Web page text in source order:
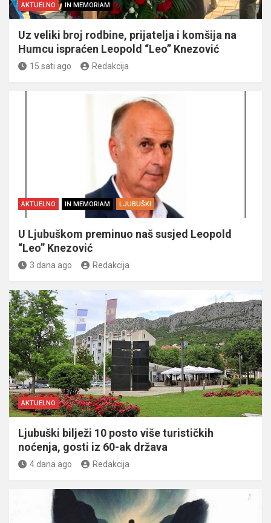
AKTUELNO IN MEMORIAM
Uz veliki broj rodbine, prijatelja i komšija na
Humcu ispraćen Leopold “Leo” Knezović
15 sati ago Redakcija
AKTUELNO IN MEMORIAM LJUBUŠKI
U Ljubuškom preminuo naš susjed Leopold
“Leo” Knezović
3 dana ago Redakcija
AKTUELNO
Ljubuški bilježi 10 posto više turističkih
noćenja, gosti iz 60-ak država
4 dana ago Redakcija